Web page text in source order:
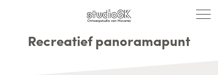
Recreatief panoramapunt